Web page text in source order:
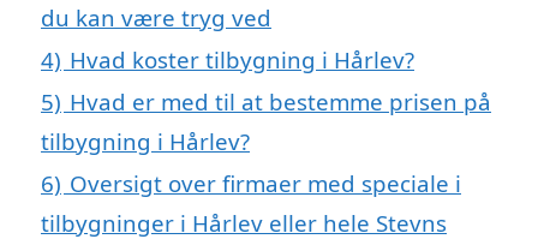
du kan være tryg ved
4) Hvad koster tilbygning i Hårlev?
5) Hvad er med til at bestemme prisen på
tilbygning i Hårlev?
6) Oversigt over firmaer med speciale i
tilbygninger i Hårlev eller hele Stevns